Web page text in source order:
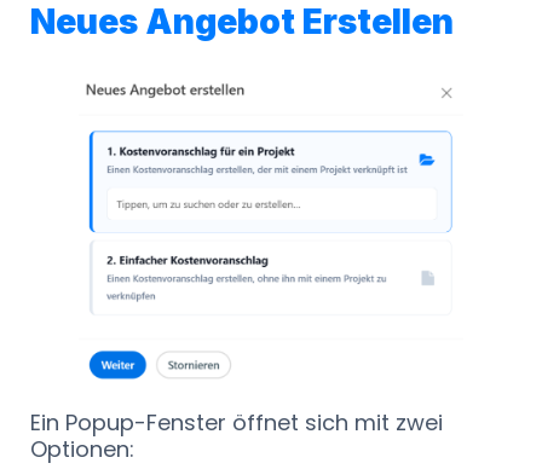
Neues Angebot Erstellen
Ein Popup-Fenster öffnet sich mit zwei
Optionen: